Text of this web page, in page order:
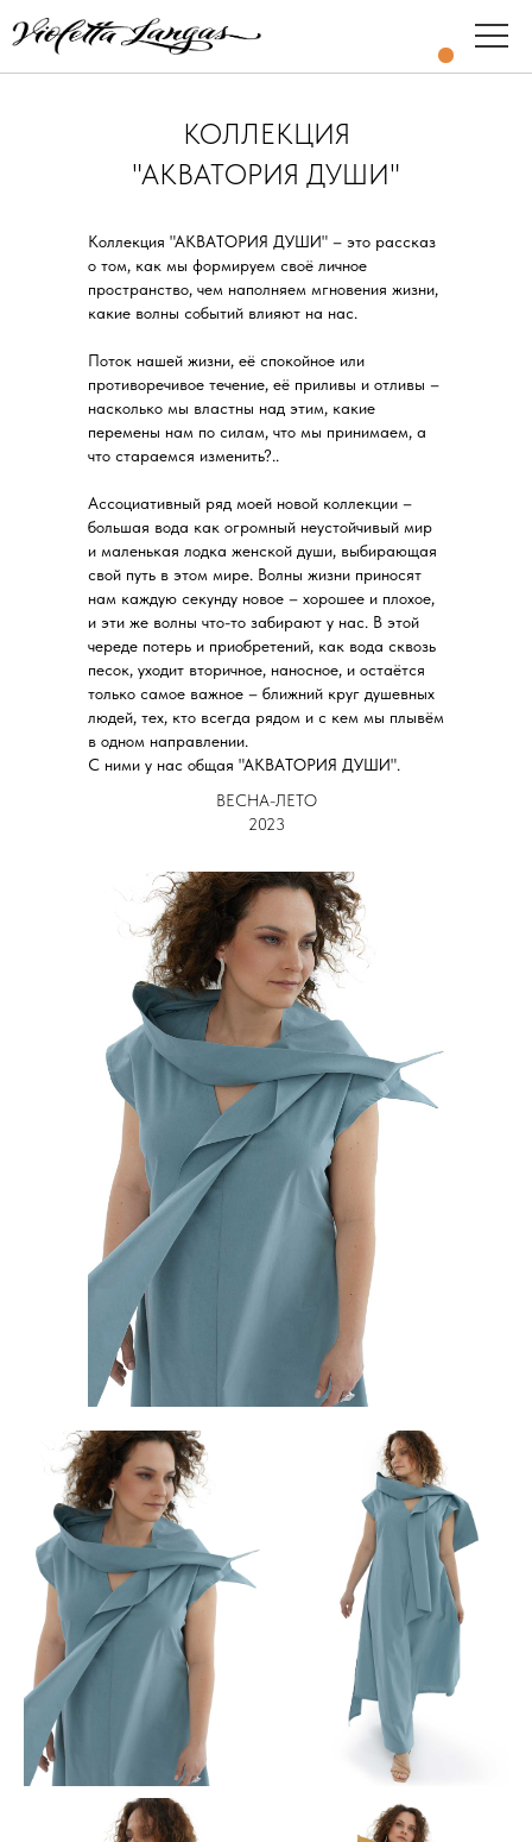
Коллекция "АКВАТОРИЯ ДУШИ" – это рассказ
о том, как мы формируем своё личное
пространство, чем наполняем мгновения жизни,
какие волны событий влияют на нас.
Поток нашей жизни, её спокойное или
противоречивое течение, её приливы и отливы –
насколько мы властны над этим, какие
перемены нам по силам, что мы принимаем, а
что стараемся изменить?..
Ассоциативный ряд моей новой коллекции –
большая вода как огромный неустойчивый мир
и маленькая лодка женской души, выбирающая
свой путь в этом мире. Волны жизни приносят
нам каждую секунду новое – хорошее и плохое,
и эти же волны что-то забирают у нас. В этой
череде потерь и приобретений, как вода сквозь
песок, уходит вторичное, наносное, и остаётся
только самое важное – ближний круг душевных
людей, тех, кто всегда рядом и с кем мы плывём
в одном направлении.
С ними у нас общая "АКВАТОРИЯ ДУШИ".
ВЕСНА-ЛЕТО
2023
КОЛЛЕКЦИЯ
"АКВАТОРИЯ ДУШИ"